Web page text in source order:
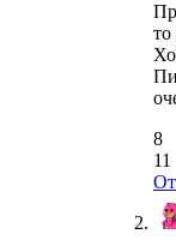
то
8
11